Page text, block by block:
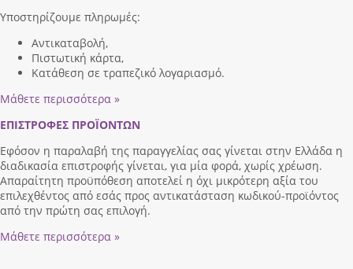
Υποστηρίζουμε πληρωμές:
Αντικαταβολή,
Πιστωτική κάρτα,
Κατάθεση σε τραπεζικό λογαριασμό.
Μάθετε περισσότερα »
ΕΠΙΣΤΡΟΦΕΣ ΠΡΟΪΟΝΤΩΝ
Εφόσον η παραλαβή της παραγγελίας σας γίνεται στην Ελλάδα η
διαδικασία επιστροφής γίνεται, για μία φορά, χωρίς χρέωση.
Απαραίτητη προϋπόθεση αποτελεί η όχι μικρότερη αξία του
επιλεχθέντος από εσάς προς αντικατάσταση κωδικού-προϊόντος
από την πρώτη σας επιλογή.
Μάθετε περισσότερα »